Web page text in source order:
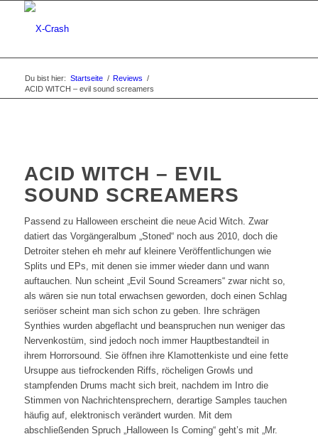
Du bist hier: Startseite / Reviews /
ACID WITCH – evil sound screamers
ACID WITCH – EVIL
SOUND SCREAMERS
Passend zu Halloween erscheint die neue Acid Witch. Zwar
datiert das Vorgängeralbum „Stoned“ noch aus 2010, doch die
Detroiter stehen eh mehr auf kleinere Veröffentlichungen wie
Splits und EPs, mit denen sie immer wieder dann und wann
auftauchen. Nun scheint „Evil Sound Screamers“ zwar nicht so,
als wären sie nun total erwachsen geworden, doch einen Schlag
seriöser scheint man sich schon zu geben. Ihre schrägen
Synthies wurden abgeflacht und beanspruchen nun weniger das
Nervenkostüm, sind jedoch noch immer Hauptbestandteil in
ihrem Horrorsound. Sie öffnen ihre Klamottenkiste und eine fette
Ursuppe aus tiefrockenden Riffs, röcheligen Growls und
stampfenden Drums macht sich breit, nachdem im Intro die
Stimmen von Nachrichtensprechern, derartige Samples tauchen
häufig auf, elektronisch verändert wurden. Mit dem
abschließenden Spruch „Halloween Is Coming“ geht’s mit „Mr.